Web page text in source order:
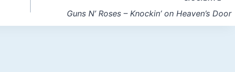
Guns N’ Roses – Knockin’ on Heaven’s Door